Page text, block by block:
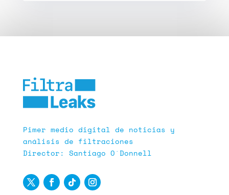
Pimer medio digital de noticias y
análisis de filtraciones
Director: Santiago O´Donnell